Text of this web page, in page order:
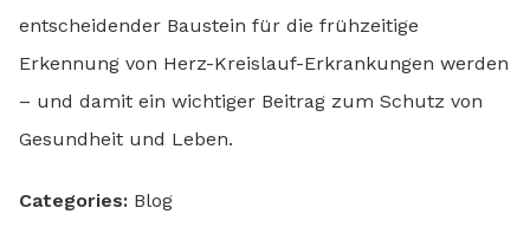
entscheidender Baustein für die frühzeitige
Erkennung von Herz-Kreislauf-Erkrankungen werden
– und damit ein wichtiger Beitrag zum Schutz von
Gesundheit und Leben.
Categories: Blog